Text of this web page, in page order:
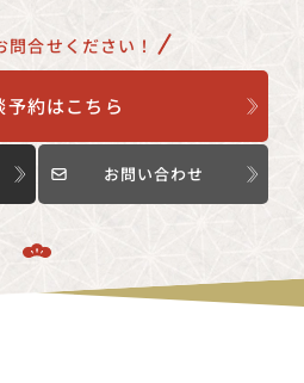
問合せください！
予約はこちら
お問い合わせ